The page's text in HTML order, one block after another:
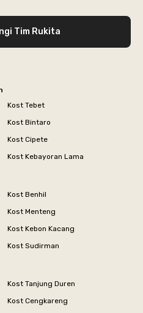
Tim Rukita
Kost Tebet
Kost Bintaro
Kost Cipete
Kost Kebayoran Lama
Kost Benhil
Kost Menteng
Kost Kebon Kacang
Kost Sudirman
Kost Tanjung Duren
Kost Cengkareng